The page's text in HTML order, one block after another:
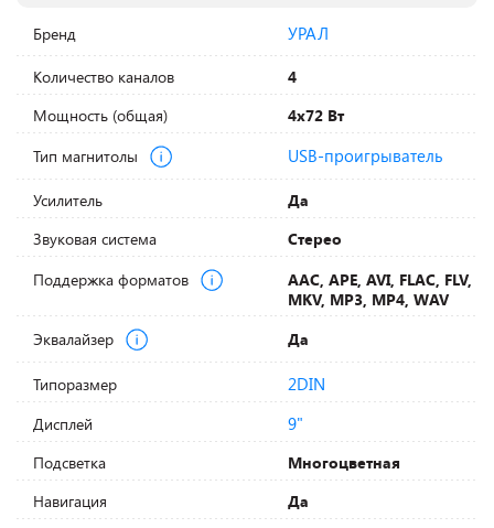
Бренд УРАЛ
Количество каналов
4
Мощность (общая)
4х72 Вт
Тип магнитолы
USB-проигрыватель
Усилитель
Да
Звуковая система
Стерео
Поддержка форматов
AAC, APE, AVI, FLAC, FLV,
MKV, MP3, MP4, WAV
Эквалайзер
Да
Типоразмер 2DIN
Дисплей 9"
Подсветка
Многоцветная
Навигация
Да